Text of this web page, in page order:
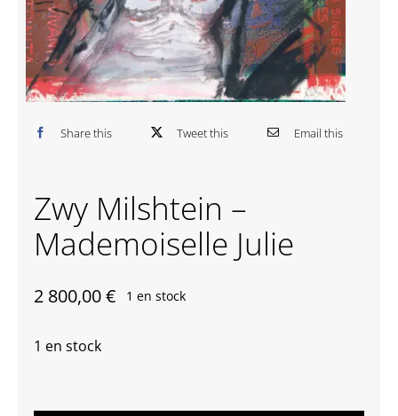
Contactez-nous
Share this Tweet this Email this
Zwy Milshtein –
Mademoiselle Julie
2 800,00€ 1 en stock
1 en stock